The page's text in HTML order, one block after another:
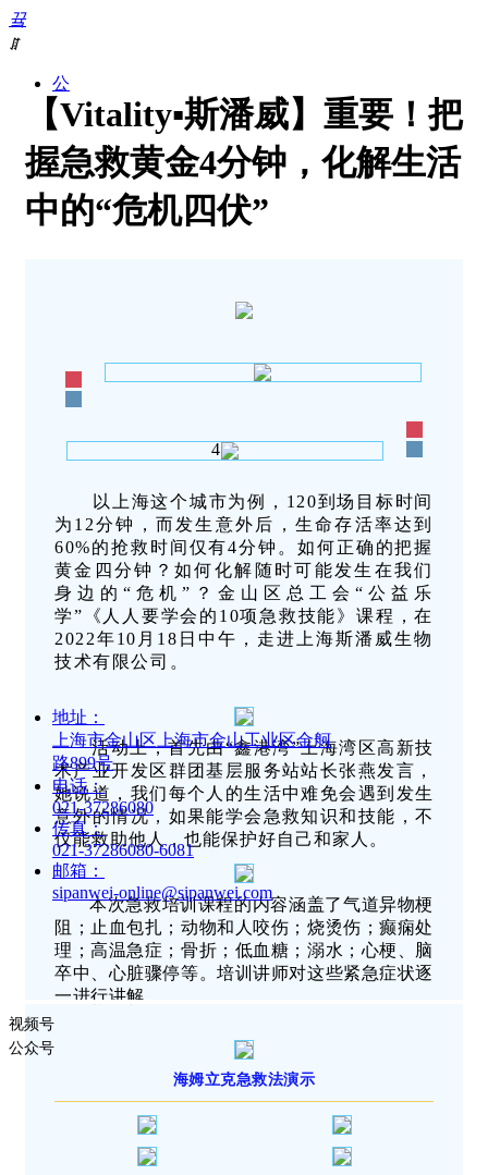
끀
ꁲ
公
司
介
绍
产
品
中
咨
【Vitality▪斯潘威】重要！把
握急救黄金4分钟，化解生活
中的“危机四伏”
4
以上海这个城市为例，120到场目标时间
为12分钟，而发生意外后，生命存活率达到
60%的抢救时间仅有4分钟。如何正确的把握
黄金四分钟？如何化解随时可能发生在我们
身边的“危机”？金山区总工会“公益乐
学”《人人要学会的10项急救技能》课程，在
2022年10月18日中午，走进上海斯潘威生物
技术有限公司。
活动上，首先由“鑫港湾”上海湾区高新技
术产业开发区群团基层服务站站长张燕发言，
她说道，我们每个人的生活中难免会遇到发生
意外的情况，如果能学会急救知识和技能，不
仅能救助他人，也能保护好自己和家人。
本次急救培训课程的内容涵盖了气道异物梗
阻；止血包扎；动物和人咬伤；烧烫伤；癫痫处
理；高温急症；骨折；低血糖；溺水；心梗、脑
卒中、心脏骤停等。培训讲师对这些紧急症状逐
一进行讲解。
海姆立克急救法演示
地址：
上海市金山区上海市金山工业区金舸
路899号
电话：
021-37286080
传真：
021-37286080-6081
邮箱：
sipanwei-online@sipanwei.com
视频号
公众号